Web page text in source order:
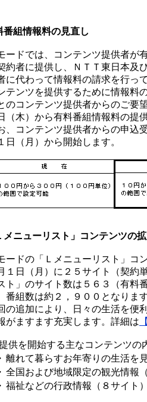
番組情報料の見直し
ドでは、コンテンツ提供者が
約者に提供し、ＮＴＴ東日本及
に代わって情報料の請求を行っ
テンツを提供するために情報料
のコンテンツ提供者からのご要
（木）から有料番組情報料の提
コンテンツ提供者からの申込
日（月）から開始します。
メニューリスト」コンテンツの
ドの「Ｌメニューリスト」コ
１日（月）に２５サイト（契約
ト」のサイト数は５６３（有料
番組数は約２，９００となります
追加により、日々の生活を便
がますます充実します。詳細は
供を開始する主なコンテンツの
離れて暮らすお年寄りの生活を
全国および地域限定の観光情報
福祉などの行政情報（８サイト）